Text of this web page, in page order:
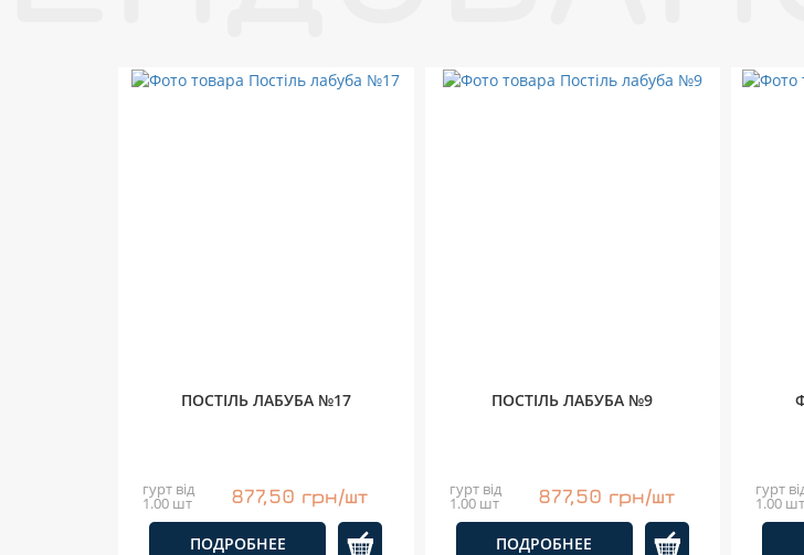
ПОСТІЛЬ ЛАБУБА №17
гурт від
1.00 шт 877,50 грн/шт
ПОДРОБНЕЕ
ПОСТІЛЬ ЛАБУБА №9
гурт від
1.00 шт 877,50 грн/шт
ПОДРОБНЕЕ
гурт
1.00 шт